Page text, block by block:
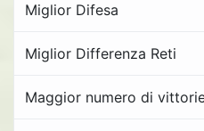
Miglior Difesa
Miglior Differenza Reti
Maggior numero di